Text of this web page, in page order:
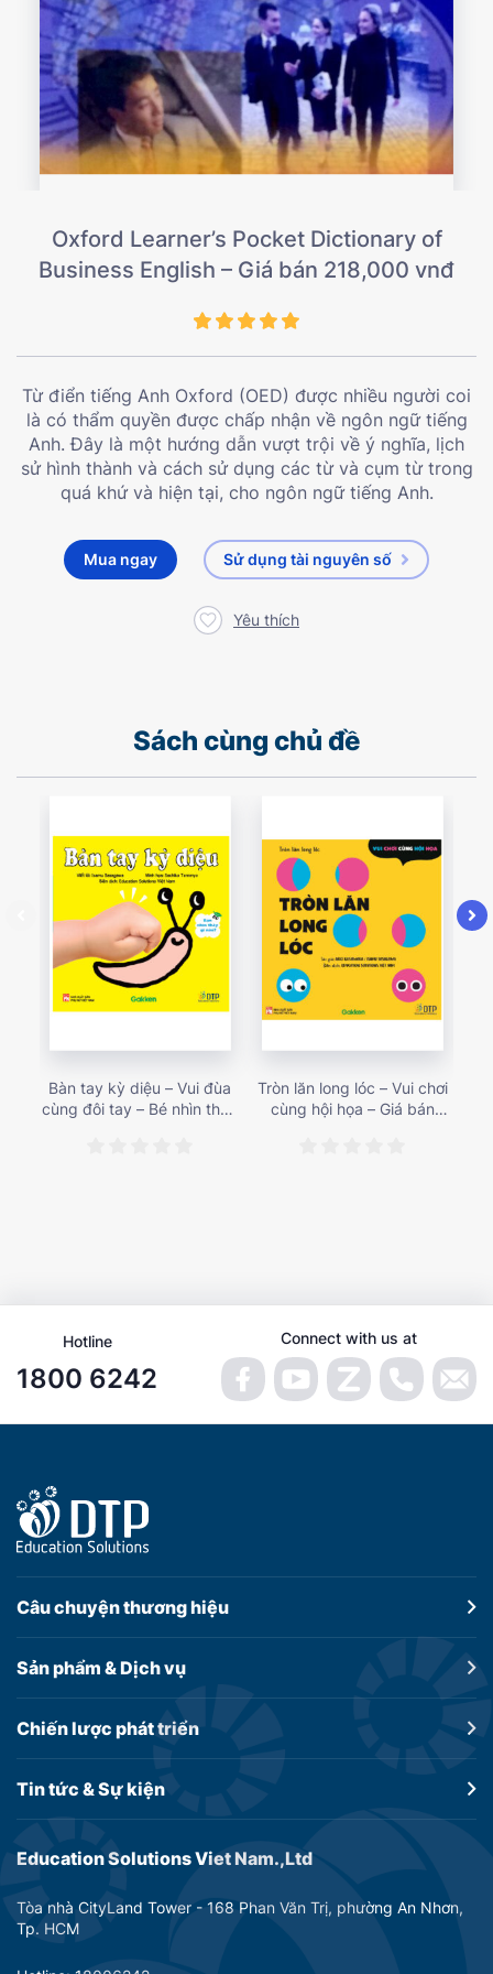
Oxford Learner’s Pocket Dictionary of
Business English – Giá bán 218,000 vnđ
Từ điển tiếng Anh Oxford (OED) được nhiều người coi
là có thẩm quyền được chấp nhận về ngôn ngữ tiếng
Anh. Đây là một hướng dẫn vượt trội về ý nghĩa, lịch
sử hình thành và cách sử dụng các từ và cụm từ trong
quá khứ và hiện tại, cho ngôn ngữ tiếng Anh.
Mua ngay Sử dụng tài nguyên số
Yêu thích
Sách cùng chủ đề
Bàn tay kỳ diệu – Vui đùa
cùng đôi tay – Bé nhìn thấy
Tròn lăn long lóc – Vui chơi
cùng hội họa – Giá bán
Hotline
1800 6242
Connect with us at
Education Solutions Viet Nam.,Ltd
Tòa nhà CityLand Tower - 168 Phan Văn Trị, phường An Nhơn,
Tp. HCM
Câu chuyệnthương hiệu
Sản phẩm &Dịch vụ
Chiến lược phát triển
Tin tức &Sự kiện